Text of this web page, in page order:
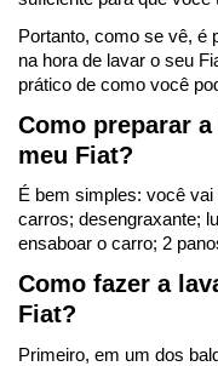
Portanto, como se vê, é
na hora de lavar o seu
prático de como você
Como preparar
meu Fiat?
É bem simples: você
carros; desengraxante;
ensaboar o carro; 2
Como fazer a
Fiat?
Primeiro, em um dos